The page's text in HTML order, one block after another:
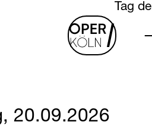
Tag
oper
20.09.2026